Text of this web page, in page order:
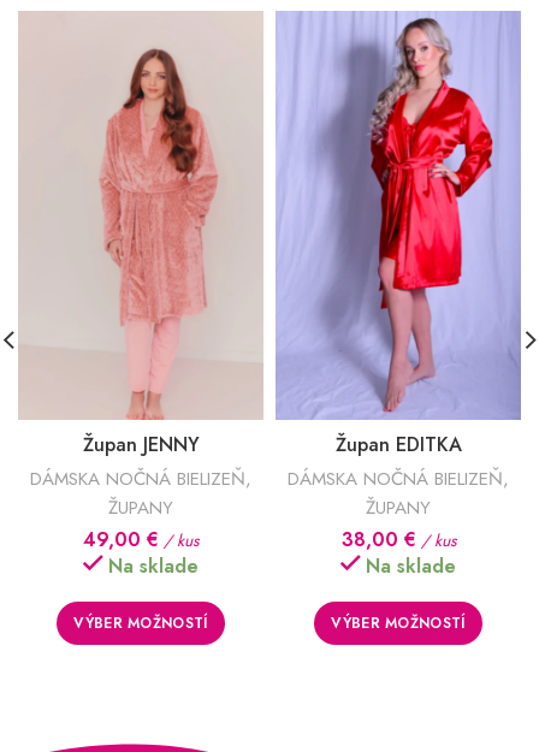
Župan JENNY
DÁMSKA NOČNÁ BIELIZEŇ,
ŽUPANY
49,00 € / kus
Na sklade
VÝBER MOŽNOSTÍ
Župan EDITKA
DÁMSKA NOČNÁ BIELIZEŇ,
ŽUPANY
38,00 € / kus
Na sklade
VÝBER MOŽNOSTÍ